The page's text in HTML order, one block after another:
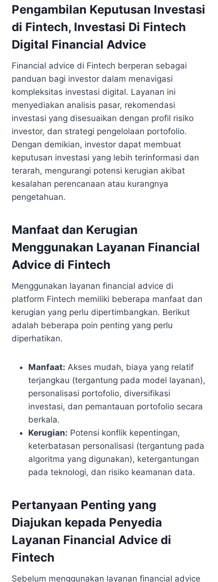
Pengambilan Keputusan Investasi
di Fintech, Investasi Di Fintech
Digital Financial Advice
Financial advice di Fintech berperan sebagai
panduan bagi investor dalam menavigasi
kompleksitas investasi digital. Layanan ini
menyediakan analisis pasar, rekomendasi
investasi yang disesuaikan dengan profil risiko
investor, dan strategi pengelolaan portofolio.
Dengan demikian, investor dapat membuat
keputusan investasi yang lebih terinformasi dan
terarah, mengurangi potensi kerugian akibat
kesalahan perencanaan atau kurangnya
pengetahuan.
Manfaat dan Kerugian
Menggunakan Layanan Financial
Advice di Fintech
Menggunakan layanan financial advice di
platform Fintech memiliki beberapa manfaat dan
kerugian yang perlu dipertimbangkan. Berikut
adalah beberapa poin penting yang perlu
diperhatikan.
Manfaat: Akses mudah, biaya yang relatif
terjangkau (tergantung pada model layanan),
personalisasi portofolio, diversifikasi
investasi, dan pemantauan portofolio secara
berkala.
Kerugian: Potensi konflik kepentingan,
keterbatasan personalisasi (tergantung pada
algoritma yang digunakan), ketergantungan
pada teknologi, dan risiko keamanan data.
Pertanyaan Penting yang
Diajukan kepada Penyedia
Layanan Financial Advice di
Fintech
Sebelum menggunakan layanan financial advice